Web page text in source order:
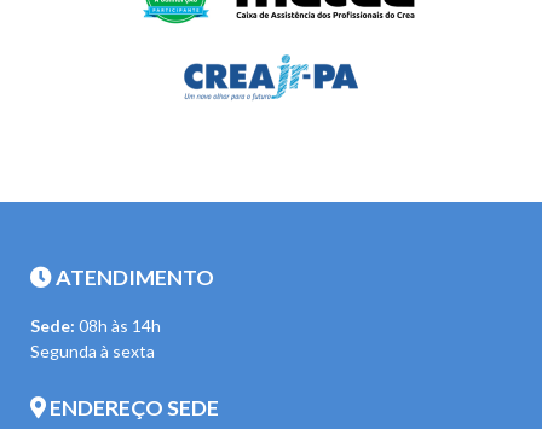
ATENDIMENTO
Sede: 08h às 14h
Segunda à sexta
ENDEREÇO SEDE